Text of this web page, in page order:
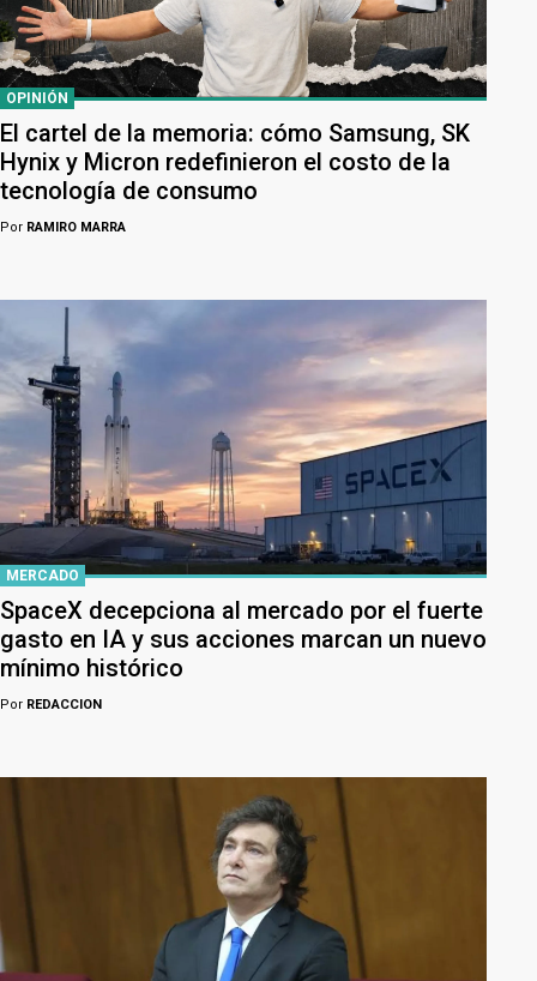
OPINIÓN
El cartel de la memoria: cómo Samsung, SK
Hynix y Micron redefinieron el costo de la
tecnología de consumo
Por RAMIRO MARRA
MERCADO
SpaceX decepciona al mercado por el fuerte
gasto en IA y sus acciones marcan un nuevo
mínimo histórico
Por REDACCION